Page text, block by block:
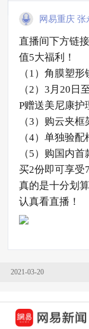
网易重庆 张
直播间下方链
值5大福利！
（1）角膜塑
（2）3月20日
P赠送美尼康护
（3）购云夹
（4）单独验
（5）购国内
买2份即可享受
真的是十分划
认真看直播！
2021-03-20
网易重庆 张